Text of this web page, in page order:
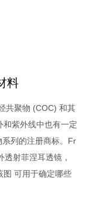
料
共聚物 (COC) 和其
和紫外线中也有一定
列的注册商标。Fr
射菲涅耳透镜，
图 可用于确定哪些